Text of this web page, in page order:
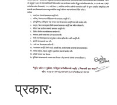
प्रकार: